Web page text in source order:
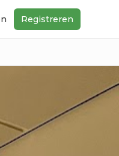
Registreren